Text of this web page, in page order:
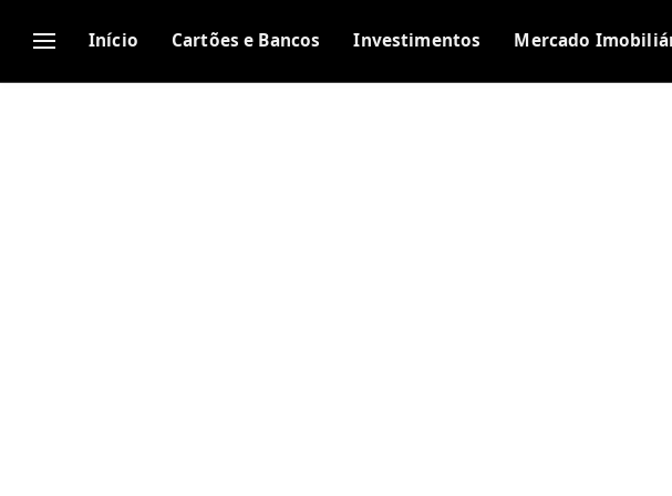
Início Cartões e Bancos Investimentos Mercado